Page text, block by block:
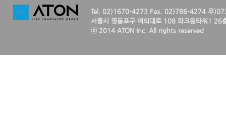
Tel. 02)1670-4273 Fax. 02)786-4274 우
서울시 영등포구 여의대로 108 파크원타워1 26
ⓒ 2014 ATON Inc. All rights reserved